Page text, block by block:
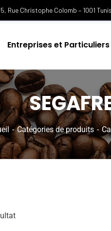
Rue Christophe Colomb – 1001 Tunis
Entreprises et Particuliers
Catégories de produits